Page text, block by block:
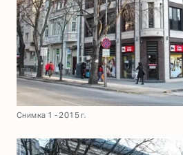
Снимка 1 - 2015 г.